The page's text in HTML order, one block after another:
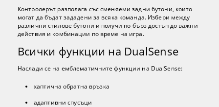
Контролерът разполага със сменяеми задни бутони, които
могат да бъдат зададени за всяка команда. Избери между
различни стилове бутони и получи по-бърз достъп до важни
действия и комбинации по време на игра.
Всички функции на DualSense
Наслади се на емблематичните функции на DualSense:
хаптична обратна връзка
адаптивни спусъци